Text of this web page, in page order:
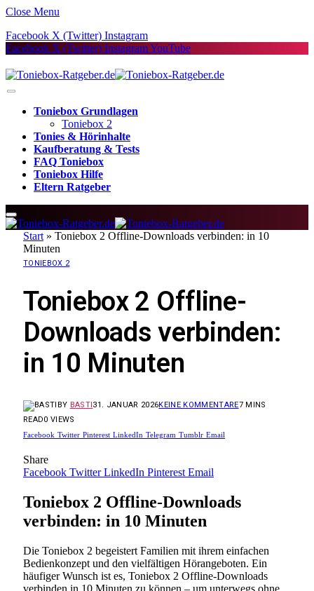
Close Menu
Facebook X (Twitter) Instagram
Facebook X (Twitter) InstagramYouTube
Toniebox Grundlagen
Toniebox 2
Tonies & Hörinhalte
Kaufberatung & Tests
FAQ Toniebox
Toniebox Hilfe
Eltern Ratgeber
Start » Toniebox 2 Offline-Downloads verbinden: in 10
Minuten
TONIEBOX 2
Toniebox 2 Offline-
Downloads verbinden:
in 10 Minuten
BY BASTI31. JANUAR 2026KEINE KOMMENTARE7 MINS
READ0 VIEWS
Facebook Twitter Pinterest LinkedIn Telegram Tumblr Email
Share
Facebook Twitter LinkedIn Pinterest Email
Toniebox 2 Offline-Downloads
verbinden: in 10 Minuten
Die Toniebox 2 begeistert Familien mit ihrem einfachen
Bedienkonzept und den vielfältigen Hörangeboten. Ein
häufiger Wunsch ist es, Toniebox 2 Offline-Downloads
verbinden in 10 Minuten zu können – um unterwegs ohne